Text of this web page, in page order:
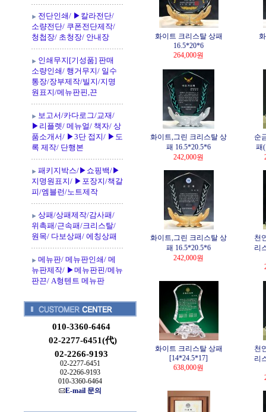
전단인쇄/ ▶칼라전단/
소량전단/ 쿠폰전단제작/
청첩장/ 초청장/ 안내장
인쇄무지[기성품] 판매
소량인쇄/ 행거무지/ 일수
통장/장부제작/빌지/지명
원표지/메뉴판핀,끈
보고서/카다로그/교재/
▶리플렛/ 메뉴얼/ 책자/ 상
품소개서/ ▶3단 접지/ ▶도
록 제작/ 단행본
패키지박스/▶쇼핑백/▶
지명원표지/ ▶포장지/책갈
피/엠블런/노트제작
상패/상패제작/감사패/
위촉패/근속패/크리스탈/
원목/ 다보상패/ 에칭상패
메뉴판/ 메뉴판인쇄/ 메
뉴판제작/ ▶메뉴판핀/메뉴
판끈/ A형텐트 메뉴판
010-3360-6464
02-2277-6451(代)
02-2266-9193
02-2277-6451
02-2266-9193
010-3360-6464
E-mail 문의
화이트 크리스탈 상패
16.5*20*6
264,000원
화이트,그린 크리스탈 상
패 16.5*20.5*6
242,000원
순
패
화이트,그린 크리스탈 상
패 16.5*20.5*6
242,000원
천
리
화이트 크리스탈 상패
[14*24.5*17]
638,000원
천
리